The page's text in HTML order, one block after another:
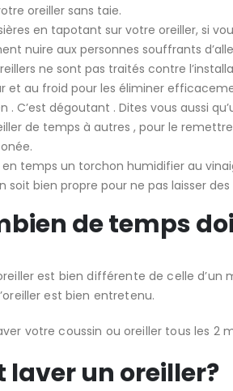
oreiller sans taie.
en tapotant sur votre oreiller, si
nuire aux personnes souffrants
ne sont pas traités contre
et au froid pour les éliminer
. C’est dégoutant . Dites vous aussi
de temps à autres , pour le
temps un torchon humidifier au
soit bien propre pour ne pas laisser
de temps
est bien différente de celle d’un
est bien entretenu.
votre coussin ou oreiller tous les 2
un oreiller?